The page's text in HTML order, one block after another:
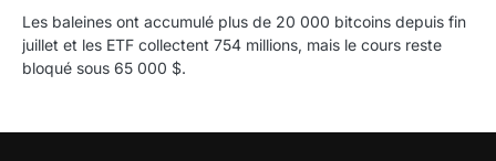
Les baleines ont accumulé plus de 20 000 bitcoins depuis fin
juillet et les ETF collectent 754 millions, mais le cours reste
bloqué sous 65 000 $.